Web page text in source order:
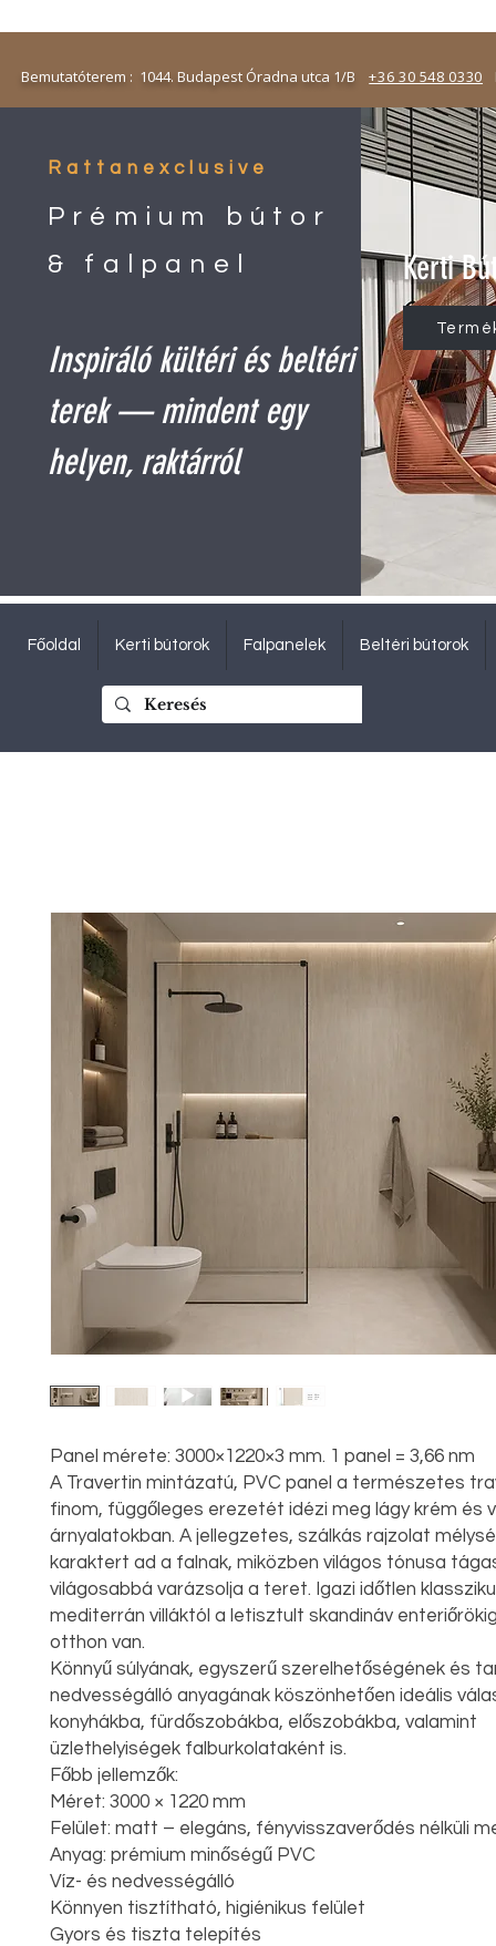
: 1044. Budapest Óradna utca 1/B+36 30 548 0330
Rattanexclusive
Prémium bútor
& falpanel
Inspiráló kültéri és beltéri
terek — mindent egy
helyen, raktárról
Kerti
Főoldal Kerti bútorok Falpanelek Beltéri bútorok
Panel mérete: 3000×1220×3 mm. 1 panel = 3,66 nm
A Travertin mintázatú, PVC panel a természetes
finom, függőleges erezetét idézi meg lágy krém és
árnyalatokban. A jellegzetes, szálkás rajzolat
karaktert ad a falnak, miközben világos tónusa
világosabbá varázsolja a teret. Igazi időtlen
mediterrán villáktól a letisztult skandináv
otthon van.
Könnyű súlyának, egyszerű szerelhetőségének és
nedvességálló anyagának köszönhetően ideális
konyhákba, fürdőszobákba, előszobákba, valamint
üzlethelyiségek falburkolataként is.
Főbb jellemzők:
Méret: 3000 × 1220 mm
Felület: matt – elegáns, fényvisszaverődés nélküli
Anyag: prémium minőségű PVC
Víz- és nedvességálló
Könnyen tisztítható, higiénikus felület
Gyors és tiszta telepítés